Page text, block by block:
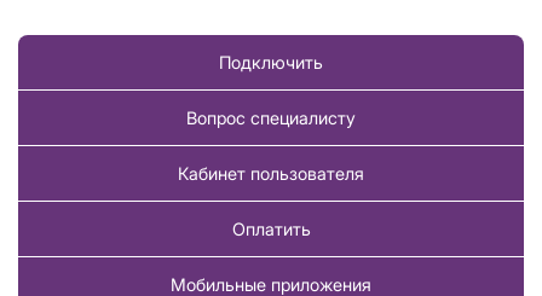
Подключить
Вопрос специалисту
Кабинет пользователя
Оплатить
Мобильные приложения